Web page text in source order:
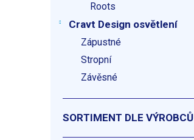
Roots
Cravt Design osvětlení
Zápustné
Stropní
Závěsné
SORTIMENT DLE VÝROBCŮ